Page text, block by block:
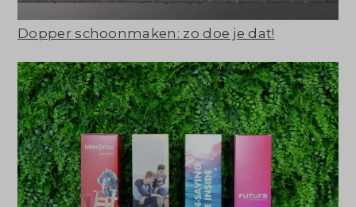
Dopper schoonmaken: zo doe je dat!